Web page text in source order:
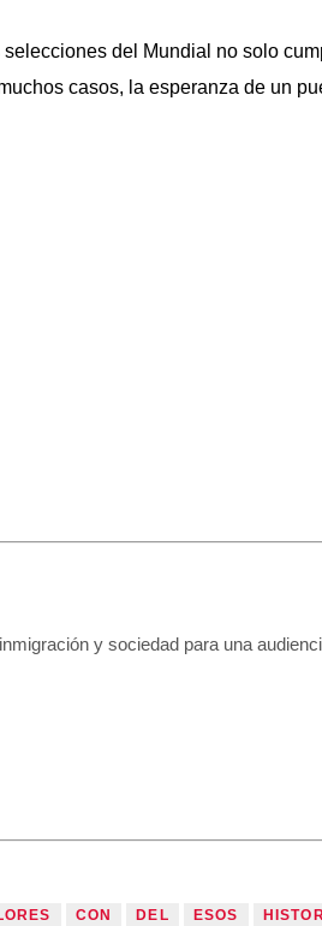
del Mundial no solo
casos, la esperanza de un
y sociedad para una
CON DEL ESOS